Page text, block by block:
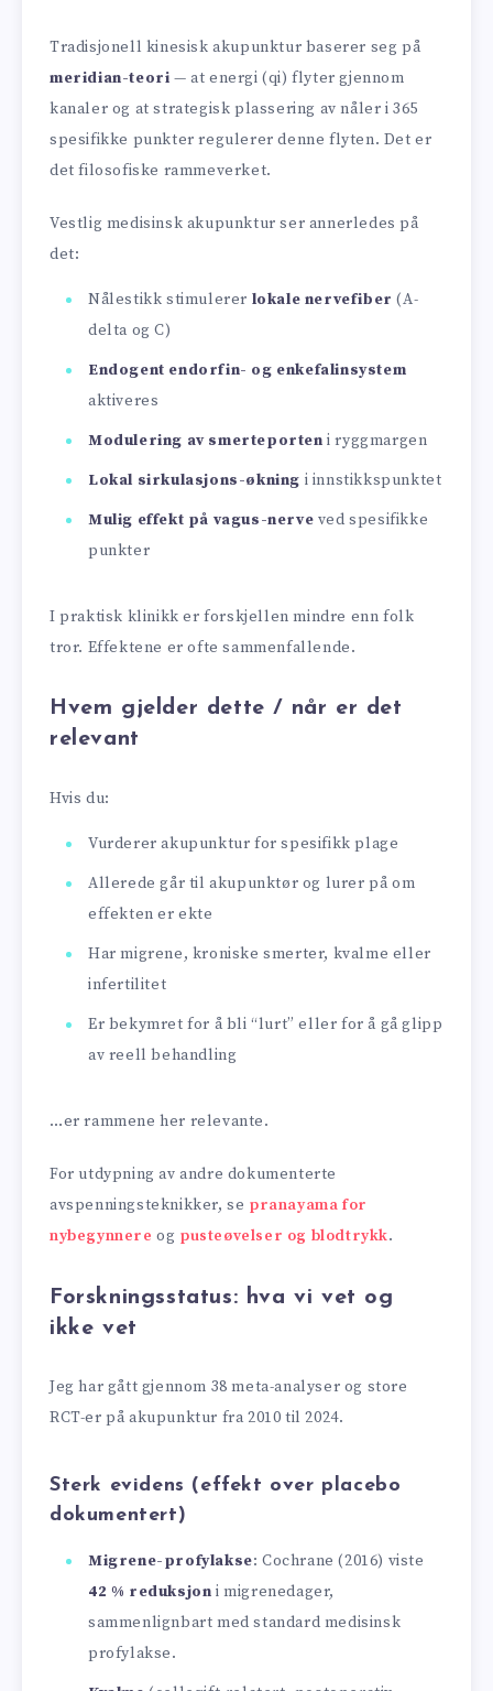
Tradisjonell kinesisk akupunktur baserer seg på
meridian-teori — at energi (qi) flyter gjennom
kanaler og at strategisk plassering av nåler i 365
spesifikke punkter regulerer denne flyten. Det er
det filosofiske rammeverket.
Vestlig medisinsk akupunktur ser annerledes på
det:
Nålestikk stimulerer lokale nervefiber (A-
delta og C)
Endogent endorfin- og enkefalinsystem
aktiveres
Modulering av smerteporten i ryggmargen
Lokal sirkulasjons-økning i innstikkspunktet
Mulig effekt på vagus-nerve ved spesifikke
punkter
I praktisk klinikk er forskjellen mindre enn folk
tror. Effektene er ofte sammenfallende.
Hvem gjelder dette / når er det
relevant
Hvis du:
Vurderer akupunktur for spesifikk plage
Allerede går til akupunktør og lurer på om
effekten er ekte
Har migrene, kroniske smerter, kvalme eller
infertilitet
Er bekymret for å bli “lurt” eller for å gå glipp
av reell behandling
…er rammene her relevante.
For utdypning av andre dokumenterte
avspenningsteknikker, se pranayama for
nybegynnere og pusteøvelser og blodtrykk.
Forskningsstatus: hva vi vet og
ikke vet
Jeg har gått gjennom 38 meta-analyser og store
RCT-er på akupunktur fra 2010 til 2024.
Sterk evidens (effekt over placebo
dokumentert)
Migrene-profylakse: Cochrane (2016) viste
42 % reduksjon i migrenedager,
sammenlignbart med standard medisinsk
profylakse.